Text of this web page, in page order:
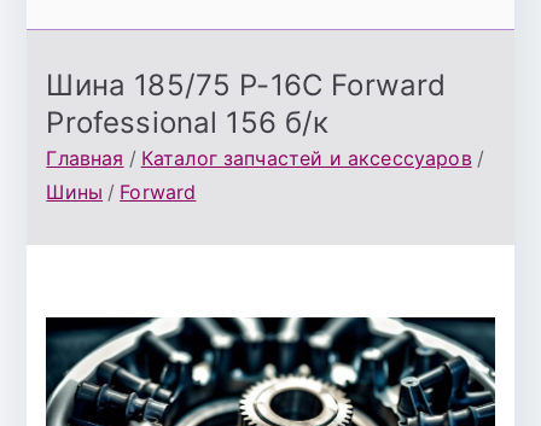
Шина 185/75 Р-16С Forward
Professional 156 б/к
Главная
Каталог запчастей и аксессуаров
Шины
Forward